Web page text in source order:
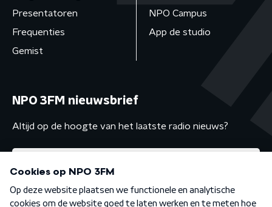
Presentatoren
Frequenties
Gemist
NPO Campus
App de studio
NPO 3FM nieuwsbrief
Altijd op de hoogte van het laatste radio nieuws?